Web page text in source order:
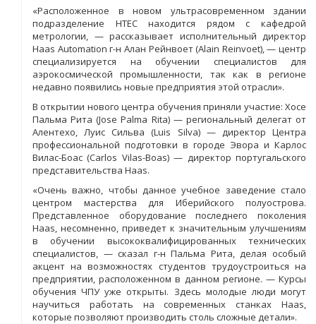
«Расположенное в новом ультрасовременном здании
подразделение HTEC находится рядом с кафедрой
метрологии, — рассказывает исполнительный директор
Haas Automation г-н Алан Рейнвоет (Alain Reinvoet), — центр
специализируется на обучении специалистов для
аэрокосмической промышленности, так как в регионе
недавно появились новые предприятия этой отрасли».
В открытии нового центра обучения приняли участие: Хосе
Пальма Рита (Jose Palma Rita) — региональный делегат от
Алентехо, Луис Сильва (Luis Silva) — директор Центра
профессиональной подготовки в городе Эвора и Карлос
Вилас-Боас (Carlos Vilas-Boas) — директор португальского
представительства Haas.
«Очень важно, чтобы данное учебное заведение стало
центром мастерства для Иберийского полуострова.
Представленное оборудование последнего поколения
Haas, несомненно, приведет к значительным улучшениям
в обучении высококвалифицированных технических
специалистов, — сказал г-н Пальма Рита, делая особый
акцент на возможностях студентов трудоустроиться на
предприятии, расположенном в данном регионе. — Курсы
обучения ЧПУ уже открыты. Здесь молодые люди могут
научиться работать на современных станках Haas,
которые позволяют производить столь сложные детали».